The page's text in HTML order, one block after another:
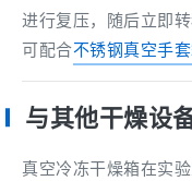
进行复压，随后立即
可配合不锈钢真空手
与其他干燥设
真空冷冻干燥箱在实